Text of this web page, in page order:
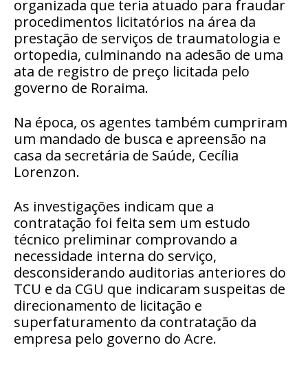
organizada que teria atuado para fraudar
procedimentos licitatórios na área da
prestação de serviços de traumatologia e
ortopedia, culminando na adesão de uma
ata de registro de preço licitada pelo
governo de Roraima.
Na época, os agentes também cumpriram
um mandado de busca e apreensão na
casa da secretária de Saúde, Cecília
Lorenzon.
As investigações indicam que a
contratação foi feita sem um estudo
técnico preliminar comprovando a
necessidade interna do serviço,
desconsiderando auditorias anteriores do
TCU e da CGU que indicaram suspeitas de
direcionamento de licitação e
superfaturamento da contratação da
empresa pelo governo do Acre.